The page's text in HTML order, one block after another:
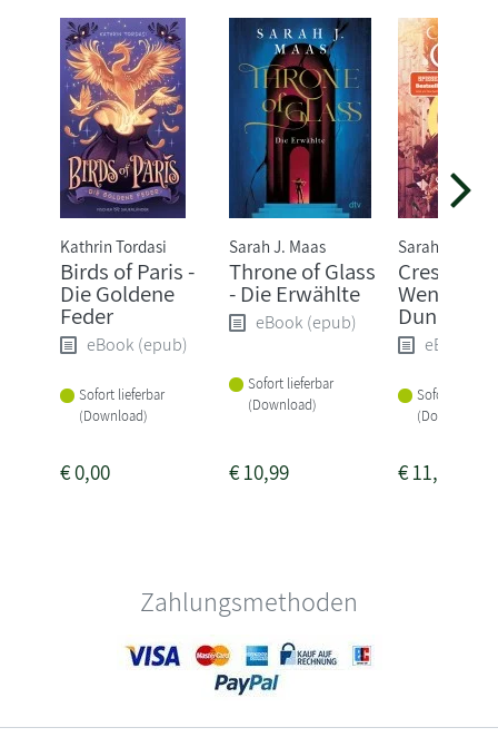
Kathrin Tordasi
Birds of Paris -
Die Goldene
Feder
eBook (epub)
Sofort lieferbar
(Download)
€0,00
Sarah J. Maas
Throne of Glass
- Die Erwählte
eBook (epub)
Sofort lieferbar
(Download)
€10,99
Sarah J. Maas
Crescent
Wenn das
Dunkel
eBook
Sofort
(Download)
€11,99
Zahlungsmethoden